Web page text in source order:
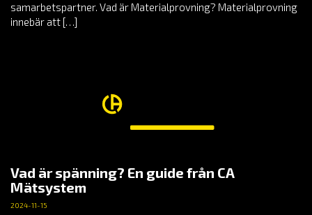
samarbetspartner. Vad är Materialprovning? Materialprovning
innebär att […]
Vad är spänning? En guide från CA
Mätsystem
2024-11-15